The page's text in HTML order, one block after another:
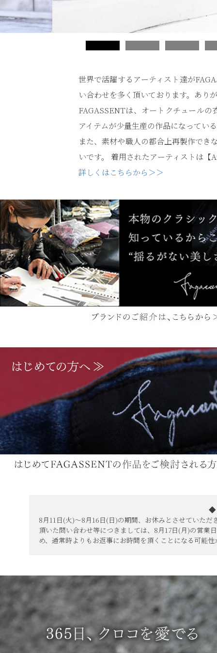
世界で活躍するアーティスト達が
い合わせを多く頂いております。あり
FAGASSENTは、オートクチュール
アイテムが少量生産の作品になってい
また、素材や職人の都合上再製作でき
いです。 着用されたアーティストは
詳しくはこちらから＞＞
◆
8月11日(火)～8月16日(日)の期間、お休みとさせていた
頂いた問い合わせ等につきましては、8月17日(月)の営
め、通常時よりもお返事にお時間を頂くことになる可能